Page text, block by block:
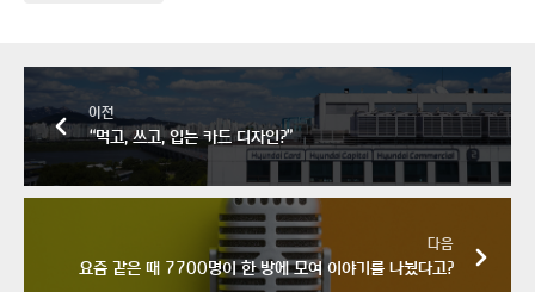
이전
“먹고, 쓰고, 입는 카드 디자인?”
다음
요즘 같은 때 7700명이 한 방에 모여 이야기를 나눴다고?